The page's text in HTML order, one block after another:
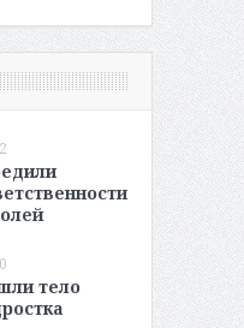
тело